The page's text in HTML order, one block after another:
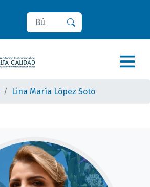
Buscar
Lina María López Soto